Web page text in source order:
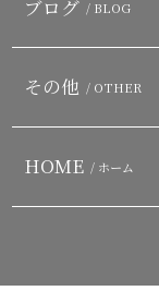
ブログ / BLOG
その他 / OTHER
HOME / ホーム